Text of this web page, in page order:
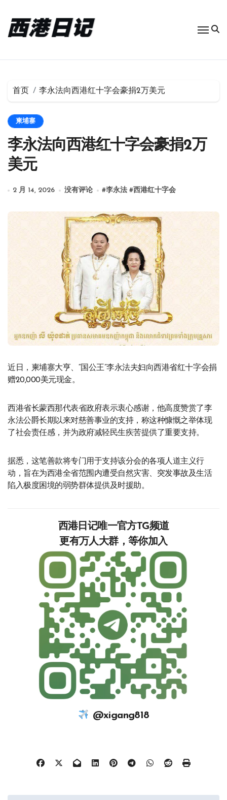
首页 李永法向西港红十字会豪捐2万美元
柬埔寨
李永法向西港红十字会豪捐2万
美元
2 月 14, 2026 没有评论 #李永法 #西港红十字会
近日，柬埔寨大亨、“国公王”李永法夫妇向西港省红十字会捐
赠20,000美元现金。
西港省长蒙西那代表省政府表示衷心感谢，他高度赞赏了李
永法公爵长期以来对慈善事业的支持，称这种慷慨之举体现
了社会责任感，并为政府减轻民生疾苦提供了重要支持。
据悉，这笔善款将专门用于支持该分会的各项人道主义行
动，旨在为西港全省范围内遭受自然灾害、突发事故及生活
陷入极度困境的弱势群体提供及时援助。
西港日记唯一官方TG频道
更有万人大群，等你加入‍‍‍‍‍‍‍‍‍‍‍‍‍
@xigang818